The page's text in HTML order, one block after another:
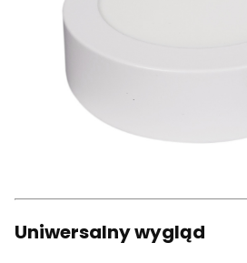
Uniwersalny wygląd